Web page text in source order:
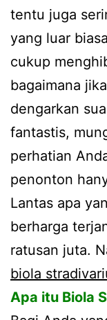
tentu juga
yang luar
cukup
bagaimana
dengarkan
fantastis,
perhatian
penonton
Lantas apa
berharga
ratusan juta.
biola
Apa itu Biola